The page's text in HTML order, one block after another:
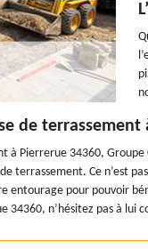
de terrassement
à Pierrerue 34360,
terrassement. Ce n’est
entourage pour pouvoir
34360, n’hésitez pas à lui